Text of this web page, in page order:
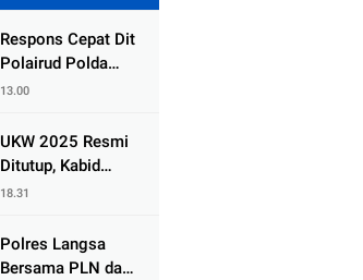
Respons Cepat Dit
Polairud Polda
Jatim Selamatkan
Lumpur di Wisata
Kenjeran
13.00
UKW 2025 Resmi
Ditutup, Kabid
Humas PMJ: Pers
Strategis Polri
Tangkal Hoaks
18.31
Polres Langsa
Bersama PLN dan